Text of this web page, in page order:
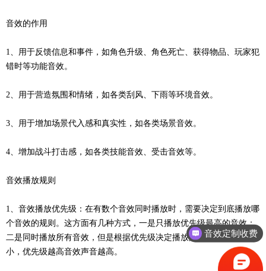
音效的作用
1、用于反馈信息和事件，如角色升级、角色死亡、获得物品、玩家犯
错时等功能音效。
2、用于营造氛围和情绪，如各类刮风、下雨等环境音效。
3、用于增加场景代入感和真实性，如各类场景音效。
4、增加战斗打击感，如各类技能音效、受击音效等。
音效播放规则
1、音效播放优先级：在有数个音效同时播放时，需要决定到底播放哪
个音效的规则。这方面有几种方式，一是只播放优先级最高的音效；
二是同时播放所有音效，但是根据优先级决定播放的音效声音的大
小，优先级越高音效声音越高。
音效定制收费